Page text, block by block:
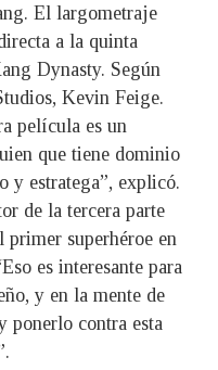
El largometraje
a la quinta
Dynasty. Según
Kevin Feige.
película es un
que tiene dominio
y estratega”, explicó.
de la tercera parte
superhéroe en
es interesante para
y en la mente de
ponerlo contra esta